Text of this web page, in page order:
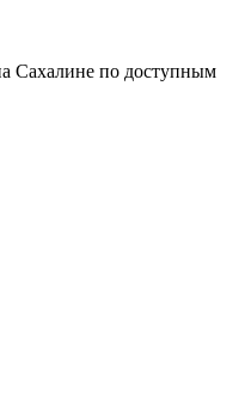
Сахалине по доступным